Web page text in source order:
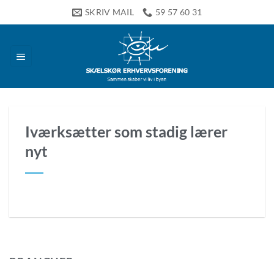
til
SKRIV MAIL 59 57 60 31
Iværksætter som stadig lærer
nyt